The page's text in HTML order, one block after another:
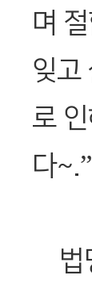
며
잊고
로
다~.”
법